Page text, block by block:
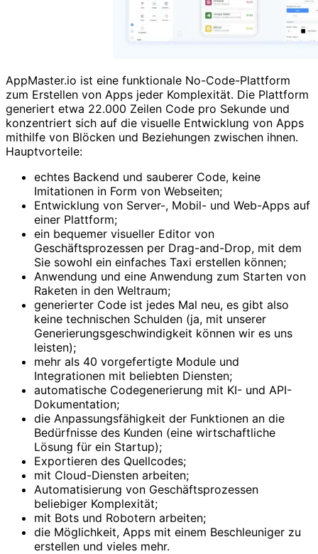
AppMaster.io ist eine funktionale No-Code-Plattform
zum Erstellen von Apps jeder Komplexität. Die Plattform
generiert etwa 22.000 Zeilen Code pro Sekunde und
konzentriert sich auf die visuelle Entwicklung von Apps
mithilfe von Blöcken und Beziehungen zwischen ihnen.
Hauptvorteile:
echtes Backend und sauberer Code, keine
Imitationen in Form von Webseiten;
Entwicklung von Server-, Mobil- und Web-Apps auf
einer Plattform;
ein bequemer visueller Editor von
Geschäftsprozessen per Drag-and-Drop, mit dem
Sie sowohl ein einfaches Taxi erstellen können;
Anwendung und eine Anwendung zum Starten von
Raketen in den Weltraum;
generierter Code ist jedes Mal neu, es gibt also
keine technischen Schulden (ja, mit unserer
Generierungsgeschwindigkeit können wir es uns
leisten);
mehr als 40 vorgefertigte Module und
Integrationen mit beliebten Diensten;
automatische Codegenerierung mit KI- und API-
Dokumentation;
die Anpassungsfähigkeit der Funktionen an die
Bedürfnisse des Kunden (eine wirtschaftliche
Lösung für ein Startup);
Exportieren des Quellcodes;
mit Cloud-Diensten arbeiten;
Automatisierung von Geschäftsprozessen
beliebiger Komplexität;
mit Bots und Robotern arbeiten;
die Möglichkeit, Apps mit einem Beschleuniger zu
erstellen und vieles mehr.